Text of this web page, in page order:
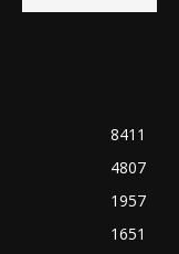
8411
4807
1957
1651